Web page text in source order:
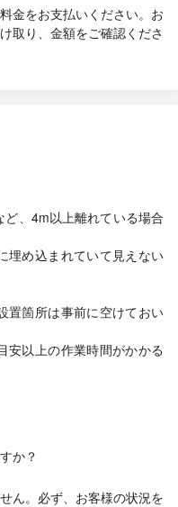
金をお支払いください。お
取り、金額をご確認くださ
ど、4m以上離れている場合
埋め込まれていて見えない
置箇所は事前に空けておい
安以上の作業時間がかかる
か？
ん。必ず、お客様の状況を